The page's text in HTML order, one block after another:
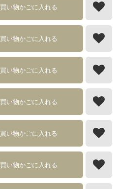
買い物かごに入れる
買い物かごに入れる
買い物かごに入れる
買い物かごに入れる
買い物かごに入れる
買い物かごに入れる